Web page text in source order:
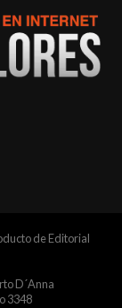
de Editorial
D´Anna
3348